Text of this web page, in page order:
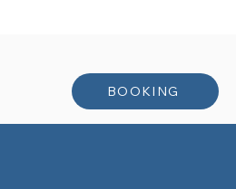
BOOKING